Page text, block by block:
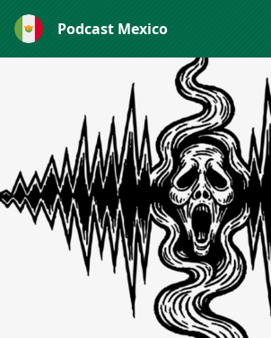
Podcast Mexico